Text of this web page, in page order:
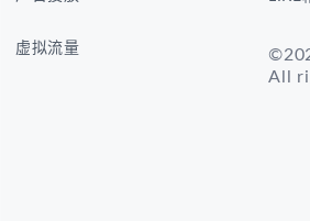
虚拟流量
All